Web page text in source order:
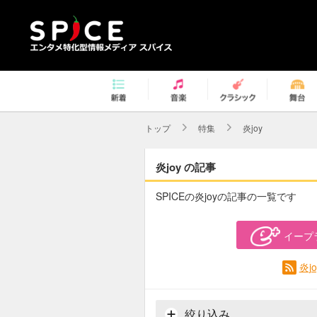
トップ 特集 炎joy
炎joy の記事
SPICEの炎joyの記事の一覧です
イープ
炎